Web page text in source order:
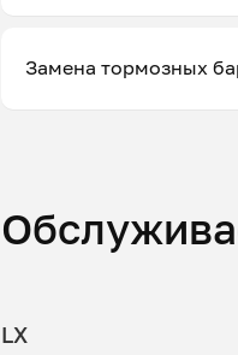
Замена тормозных
LX